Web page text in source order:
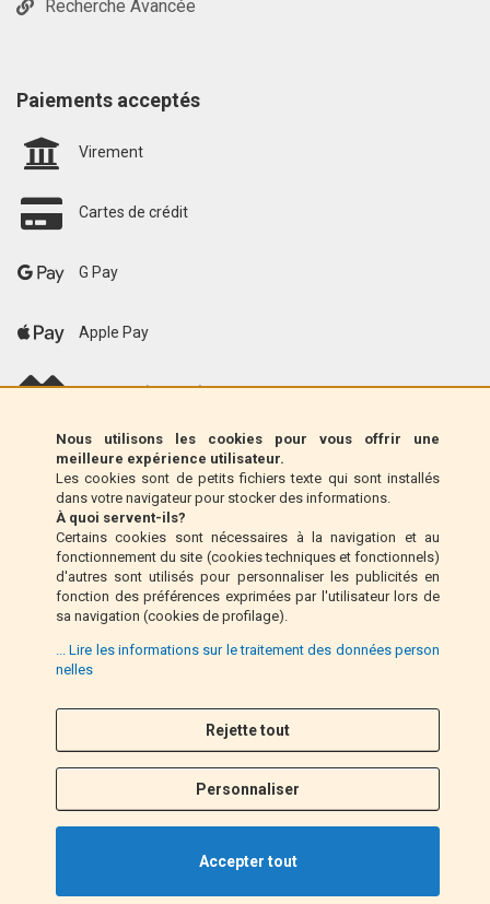
Nous utilisons les cookies pour vous offrir une
meilleure expérience utilisateur.
Les cookies sont de petits fichiers texte qui sont installés
dans votre navigateur pour stocker des informations.
À quoi servent-ils?
Certains cookies sont nécessaires à la navigation et au
fonctionnement du site (cookies techniques et fonctionnels)
d'autres sont utilisés pour personnaliser les publicités en
fonction des préférences exprimées par l'utilisateur lors de
sa navigation (cookies de profilage).
... Lire les informations sur le traitement des données person
nelles
Rejette tout
Personnaliser
Accepter tout
Recherche Avancée
Paiements acceptés
Virement
Cartes de crédit
G Pay
Apple Pay
scalapay (EU only)
Klarna (UE uniquement)
Mandat postal (Italie uniquement)
Paiement à la livraison (Italie uniquement)
F
c
e
o
I
s
t
r